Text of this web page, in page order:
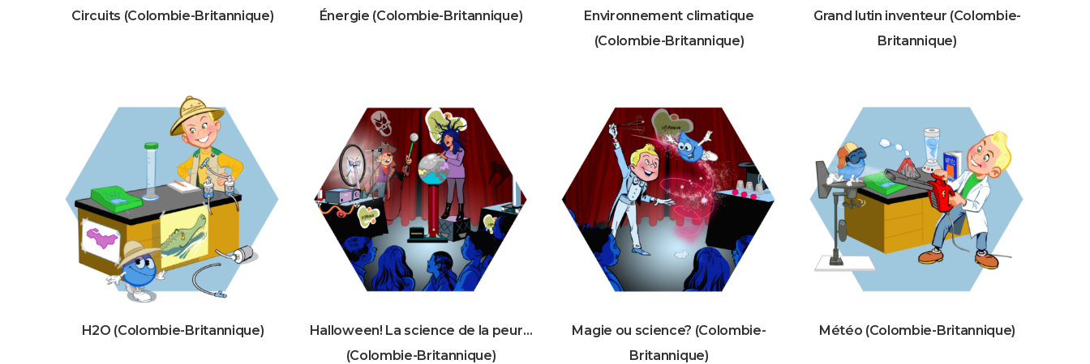
Circuits (Colombie-Britannique) Énergie (Colombie-Britannique)
Environnement climatique
(Colombie-Britannique)
Grand lutin inventeur (Colombie-
Britannique)
H2O (Colombie-Britannique)
Halloween! La science de la peur…
(Colombie-Britannique)
Magie ou science? (Colombie-
Britannique)
Météo (Colombie-Britannique)